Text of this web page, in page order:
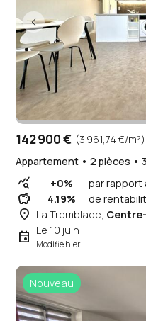
142 900 € (3 961,74 €/m²)
Appartement • 2 pièces •
query_stats +0% par rapport
savings 4.19% de
place La Tremblade,
event Le 10 juin
Modifié hier
Nouveau